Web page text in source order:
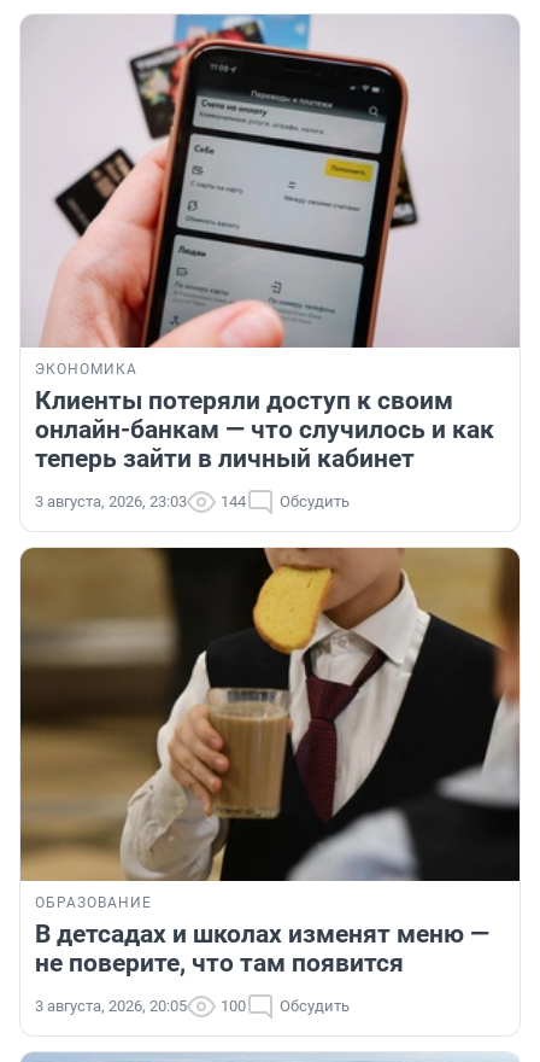
ЭКОНОМИКА
Клиенты потеряли доступ к своим
онлайн-банкам — что случилось и как
теперь зайти в личный кабинет
3 августа, 2026, 23:03 144 Обсудить
ОБРАЗОВАНИЕ
В детсадах и школах изменят меню —
не поверите, что там появится
3 августа, 2026, 20:05 100 Обсудить